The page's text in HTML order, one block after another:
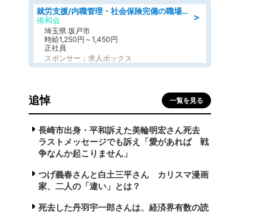
＞
就労支援/内職管理・社会保険完備の職場で生活支援員
侑和会
埼玉県 坂戸市
時給1,250円～1,450円
正社員
スポンサー：求人ボックス
追悼 一覧を見る
長崎市出身・平和訴えた美輪明宏さん死去
ラストメッセージでも訴え「愛があれば 戦
争なんか起こりません」
つげ義春さんと白土三平さん カリスマ漫画
家、二人の「違い」とは？
死去した丹羽宇一郎さんは、経済界有数の読